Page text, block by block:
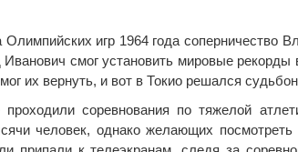
Олимпийских игр 1964 года
Иванович смог установить мировые
их вернуть, и вот в Токио решался
соревнования по тяжелой
человек, однако желающих